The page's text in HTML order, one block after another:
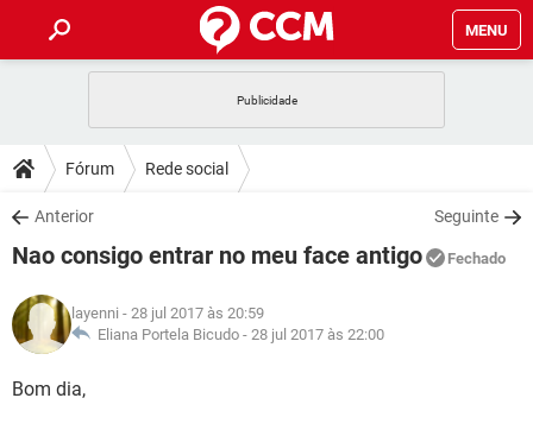
MENU
CELULAR
OUTLOOK
INSTAGRAM GMAIL
GUIA DE COMPRAS
DICAS
JOGOS
INSTAGRAM
GUIA DE COMPRAS
DOWNLOADS
JOGOS WHATSAPP
CELULAR
OUTLOOK EXCEL
INSTAGRAM
JOGOS
CELULAR
OUTLOOK
GLOSSÁRIO
JOGOS
Fórum Rede social
Anterior Seguinte
Nao consigo entrar no meu face antigo Fechado
layenni - 28 jul 2017 às 20:59
Eliana Portela Bicudo - 28 jul 2017 às 22:00
Bom dia,